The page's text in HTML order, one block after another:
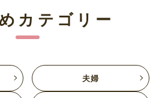
カテゴリー
夫婦